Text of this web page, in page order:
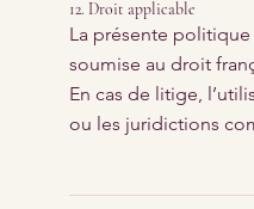
12. Droit applicable
La présente
soumise au droit
En cas de litige,
ou les juridictions